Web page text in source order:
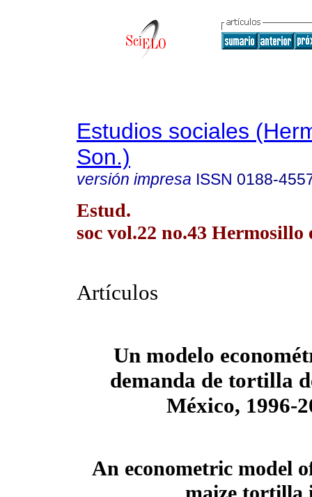
Estudios sociales
Son.)
versión impresa ISSN 0188-
Estud.
soc vol.22 no.43 Hermosillo
Artículos
Un modelo
demanda de tortilla
México, 1996-
An econometric model